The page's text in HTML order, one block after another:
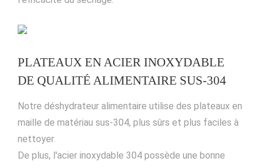
PLATEAUX EN ACIER INOXYDABLE
DE QUALITÉ ALIMENTAIRE SUS-304
Notre déshydrateur alimentaire utilise des plateaux en
maille de matériau sus-304, plus sûrs et plus faciles à
nettoyer.
De plus, l'acier inoxydable 304 possède une bonne